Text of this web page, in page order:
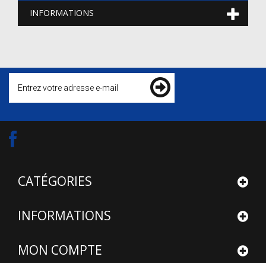
INFORMATIONS
CATÉGORIES
INFORMATIONS
MON COMPTE